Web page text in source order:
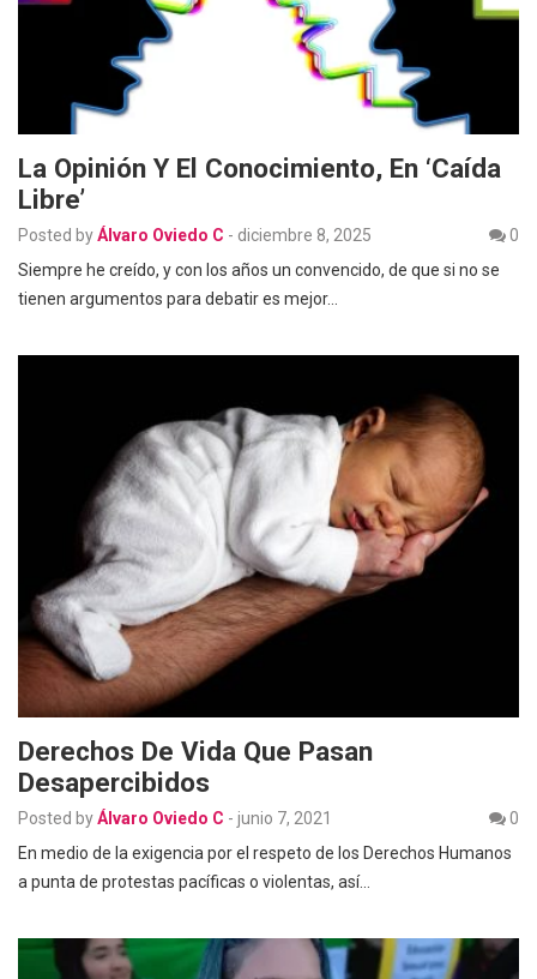
La Opinión Y El Conocimiento, En ‘caída
Libre’
Posted byÁlvaro Oviedo C - diciembre 8, 2025
0
Siempre he creído, y con los años un convencido, de que si no se
tienen argumentos para debatir es mejor…
Derechos De Vida Que Pasan
Desapercibidos
Posted byÁlvaro Oviedo C - junio 7, 2021
0
En medio de la exigencia por el respeto de los Derechos Humanos
a punta de protestas pacíficas o violentas, así…